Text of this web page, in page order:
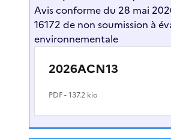
Avis conforme du 28 mai
16172 de non soumission à
environnementale
2026ACN13
PDF- 137.2 kio